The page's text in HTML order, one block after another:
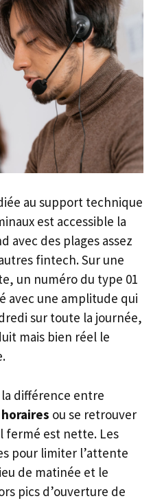
au support technique
est accessible la
avec des plages assez
fintech. Sur une
un numéro du type 01
avec une amplitude qui
sur toute la journée,
mais bien réel le
différence entre
horaires ou se retrouver
fermé est nette. Les
pour limiter l’attente
de matinée et le
pics d’ouverture de